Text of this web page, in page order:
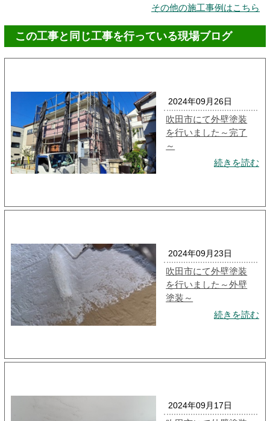
その他の施工事例はこちら
この工事と同じ工事を行っている現場ブログ
2024年09月26日
吹田市にて外壁塗装
を行いました～完了
～
続きを読む
2024年09月23日
吹田市にて外壁塗装
を行いました～外壁
塗装～
続きを読む
2024年09月17日